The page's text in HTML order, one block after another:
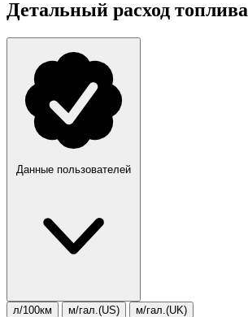
Детальный расход топлива
Данные пользователей
л/100км м/гал.(US) м/гал.(UK)